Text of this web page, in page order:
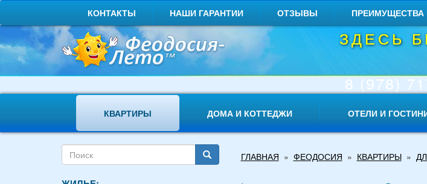
основному
содержанию
КОНТАКТЫ НАШИ ГАРАНТИИ ОТЗЫВЫ
ЗДЕСЬ
8 (978)
КВАРТИРЫ ДОМА И КОТТЕДЖИ ОТЕЛИ И
Форма
поиска здесь
ГЛАВНАЯ » ФЕОДОСИЯ » КВАРТИРЫ »